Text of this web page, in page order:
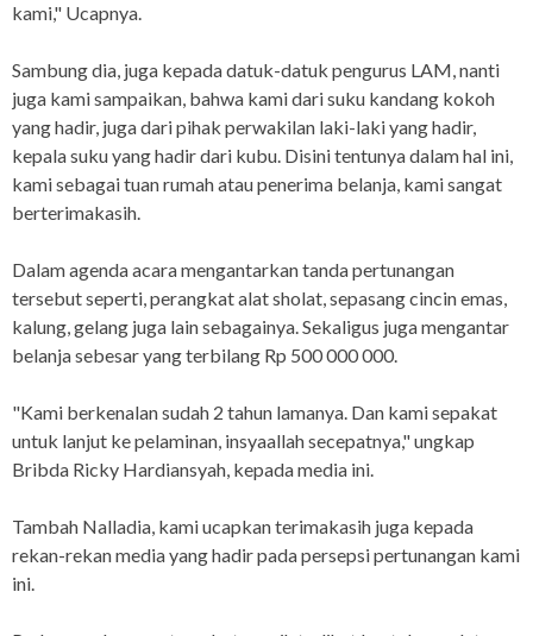
kami," Ucapnya.
Sambung dia, juga kepada datuk-datuk pengurus LAM, nanti
juga kami sampaikan, bahwa kami dari suku kandang kokoh
yang hadir, juga dari pihak perwakilan laki-laki yang hadir,
kepala suku yang hadir dari kubu. Disini tentunya dalam hal ini,
kami sebagai tuan rumah atau penerima belanja, kami sangat
berterimakasih.
Dalam agenda acara mengantarkan tanda pertunangan
tersebut seperti, perangkat alat sholat, sepasang cincin emas,
kalung, gelang juga lain sebagainya. Sekaligus juga mengantar
belanja sebesar yang terbilang Rp 500 000 000.
"Kami berkenalan sudah 2 tahun lamanya. Dan kami sepakat
untuk lanjut ke pelaminan, insyaallah secepatnya," ungkap
Bribda Ricky Hardiansyah, kepada media ini.
Tambah Nalladia, kami ucapkan terimakasih juga kepada
rekan-rekan media yang hadir pada persepsi pertunangan kami
ini.